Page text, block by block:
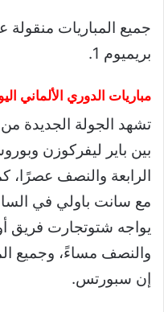
جميع المباريات منقولة
بريميوم 1.
مباريات الدوري الألماني
تشهد الجولة الجديدة
بين باير ليفركوزن
الرابعة والنصف عصرًا،
مع سانت باولي في
يواجه شتوتجارت فريق
والنصف مساءً، وجميع
إن سبورتس.